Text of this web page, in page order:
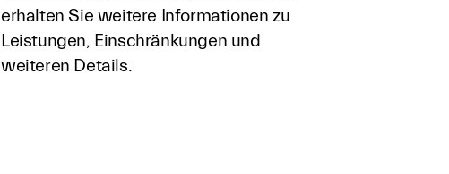
erhalten Sie weitere Informationen zu
Leistungen, Einschränkungen und
weiteren Details.